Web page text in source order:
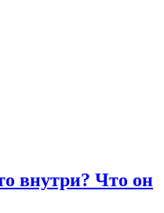
внутри? Что он